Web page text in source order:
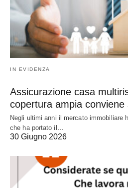
IN EVIDENZA
Assicurazione casa
copertura ampia conviene
Negli ultimi anni il mercato immobiliare
che ha portato il…
30 Giugno 2026